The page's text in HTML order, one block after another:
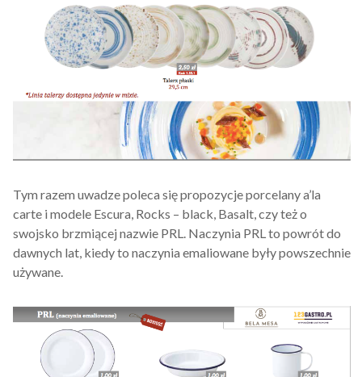
Tym razem uwadze poleca się propozycje porcelany a’la
carte i modele Escura, Rocks – black, Basalt, czy też o
swojsko brzmiącej nazwie PRL. Naczynia PRL to powrót do
dawnych lat, kiedy to naczynia emaliowane były powszechnie
używane.